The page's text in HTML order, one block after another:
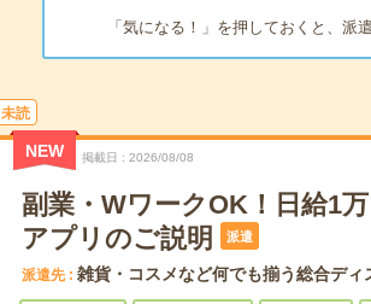
「気になる！」を押しておくと、派
未読
NEW 掲載日 2026/08/08
副業・WワークOK！日給1
アプリのご説明
派遣
派遣先 雑貨・コスメなど何でも揃う総合ディ